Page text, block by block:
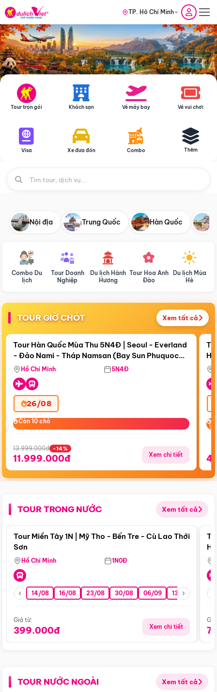
TP. Hồ Chí Minh
Tour trọn gói Khách sạn Vé máy bay Vé vui chơi
Visa Xe đưa đón Combo Thêm
Nội địa Trung Quốc Hàn Quốc
Combo Du
lịch
Tour Doanh
Nghiệp
Du lịch Hành
Hương
Tour Hoa Anh
Đào
Du lịch Mùa
Hè
TOUR GIỜ CHÓT Xem tất cả
Còn19 ngày 02:21:58
Điểm nổi bật
Tour Hàn Quốc Mùa Thu 5N4Đ | Seoul - Everland
- Đảo Nami - Tháp Namsan (Bay Sun Phuquoc
Airways)
Hồ Chí Minh 5N4Đ
26/08
Còn 10 chỗ
Còn 10 chỗ
13.999.000đ -14%
11.999.000đ Xem chi tiết
TOUR TRONG NƯỚC Xem tất cả
Điểm nổi bật
Tour Miền Tây 1N | Mỹ Tho - Bến Tre - Cù Lao Thới
Sơn
Hồ Chí Minh 1N0Đ
14/08 16/08 23/08 30/08 06/09 13/09 20/09
Giá từ:
399.000đ Xem chi tiết
TOUR NƯỚC NGOÀI Xem tất cả
Điểm nổi bật